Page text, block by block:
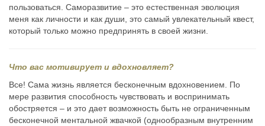
пользоваться. Саморазвитие – это естественная эволюция
меня как личности и как души, это самый увлекательный квест,
который только можно предпринять в своей жизни.
Что вас мотивирует и вдохновляет?
Все! Сама жизнь является бесконечным вдохновением. По
мере развития способность чувствовать и воспринимать
обостряется – и это дает возможность быть не ограниченным
бесконечной ментальной жвачкой (однообразным внутренним